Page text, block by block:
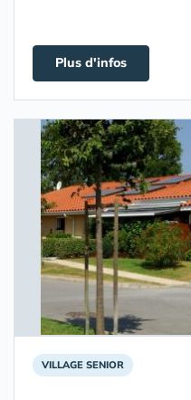
Plus d'infos
VILLAGE SENIOR